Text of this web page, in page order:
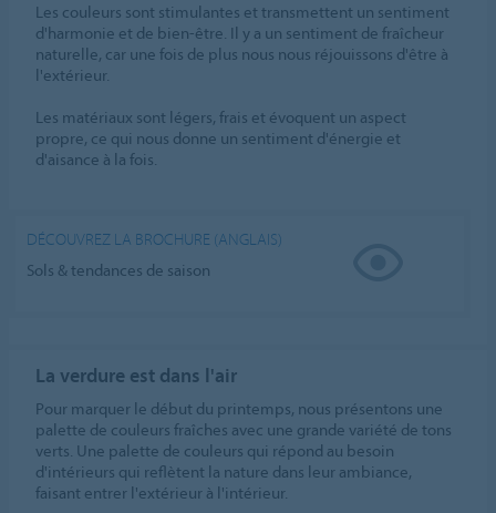
Les couleurs sont stimulantes et transmettent un sentiment
d'harmonie et de bien-être. Il y a un sentiment de fraîcheur
naturelle, car une fois de plus nous nous réjouissons d'être à
l'extérieur.
Les matériaux sont légers, frais et évoquent un aspect
propre, ce qui nous donne un sentiment d'énergie et
d'aisance à la fois.
DÉCOUVREZ LA BROCHURE (ANGLAIS)
Sols & tendances de saison
La verdure est dans l'air
Pour marquer le début du printemps, nous présentons une
palette de couleurs fraîches avec une grande variété de tons
verts. Une palette de couleurs qui répond au besoin
d'intérieurs qui reflètent la nature dans leur ambiance,
faisant entrer l'extérieur à l'intérieur.